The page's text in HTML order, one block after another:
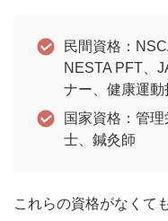
民間資格：
NESTA PFT、
ナー、健康運
国家資格：管
士、鍼灸師
これらの資格がなくて